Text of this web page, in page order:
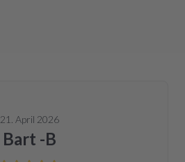
21. April 2026
Bart -B